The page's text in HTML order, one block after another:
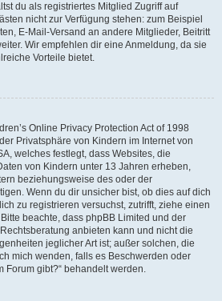
du als registriertes Mitglied Zugriff auf
nicht zur Verfügung stehen: zum Beispiel
E-Mail-Versand an andere Mitglieder, Beitritt
Wir empfehlen dir eine Anmeldung, da sie
Vorteile bietet.
Online Privacy Protection Act of 1998
Privatsphäre von Kindern im Internet von
welches festlegt, dass Websites, die
von Kindern unter 13 Jahren erheben,
beziehungsweise des oder der
Wenn du dir unsicher bist, ob dies auf dich
zu registrieren versuchst, zutrifft, ziehe einen
beachte, dass phpBB Limited und der
anbieten kann und nicht die
jeglicher Art ist; außer solchen, die
mich wenden, falls es Beschwerden oder
Forum gibt?“ behandelt werden.